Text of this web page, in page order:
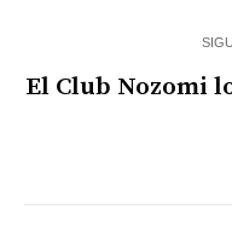
El Club Nozomi